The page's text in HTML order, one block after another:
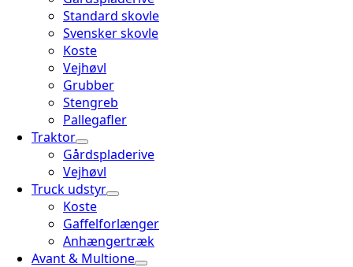
Standard skovle
Svensker skovle
Koste
Vejhøvl
Grubber
Stengreb
Pallegafler
Traktor
Gårdspladerive
Vejhøvl
Truck udstyr
Koste
Gaffelforlænger
Anhængertræk
Avant & Multione